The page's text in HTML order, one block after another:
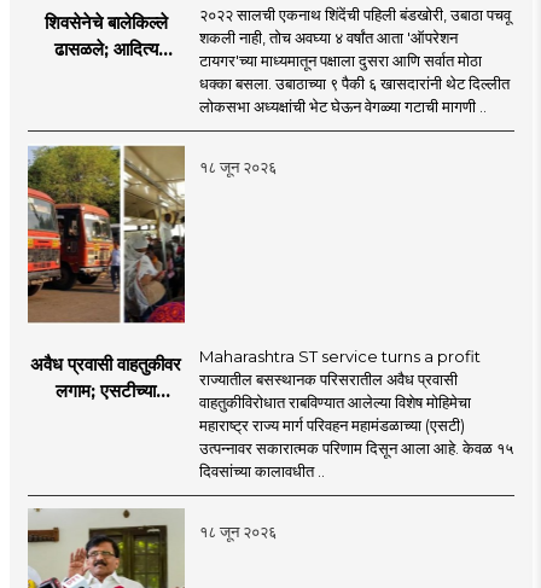
शिवसेनेचे बालेकिल्ले
ढासळले; आदित्य
नेमका कुठे चुकला?
२०२२ सालची एकनाथ शिंदेंची पहिली बंडखोरी, उबाठा पचवू
शकली नाही, तोच अवघ्या ४ वर्षांत आता 'ऑपरेशन
टायगर'च्या माध्यमातून पक्षाला दुसरा आणि सर्वात मोठा
धक्का बसला. उबाठाच्या ९ पैकी ६ खासदारांनी थेट दिल्लीत
लोकसभा अध्यक्षांची भेट घेऊन वेगळ्या गटाची मागणी ..
१८ जून २०२६
अवैध प्रवासी वाहतुकीवर
लगाम; एसटीच्या
Maharashtra ST service turns a profit
राज्यातील बसस्थानक परिसरातील अवैध प्रवासी
वाहतुकीविरोधात राबविण्यात आलेल्या विशेष मोहिमेचा
महाराष्ट्र राज्य मार्ग परिवहन महामंडळाच्या (एसटी)
उत्पन्नावर सकारात्मक परिणाम दिसून आला आहे. केवळ १५
दिवसांच्या कालावधीत ..
१८ जून २०२६